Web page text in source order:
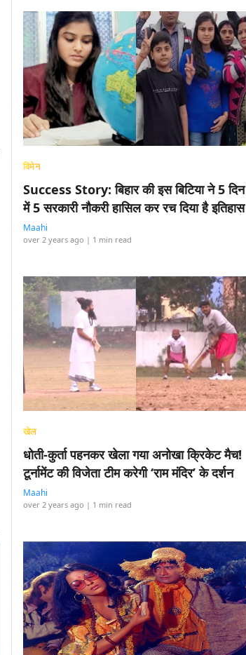
विमेन
Success Story: बिहार की इस बिटिया ने 5 दिन
में 5 सरकारी नौकरी हासिल कर रच दिया है इतिहास
Maahi
over 2 years ago | 1 min read
खेल
धोती-कुर्ता पहनकर खेला गया अनोखा क्रिकेट मैच!
टूर्नामेंट की विजेता टीम करेगी ‘राम मंदिर’ के दर्शन
Maahi
over 2 years ago | 1 min read